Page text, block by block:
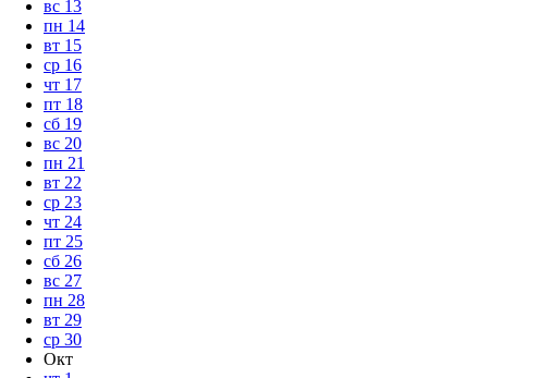
вс 13
пн 14
вт 15
ср 16
чт 17
пт 18
сб 19
вс 20
пн 21
вт 22
ср 23
чт 24
пт 25
сб 26
вс 27
пн 28
вт 29
ср 30
Окт